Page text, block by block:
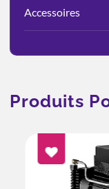
Accessoires
Produits